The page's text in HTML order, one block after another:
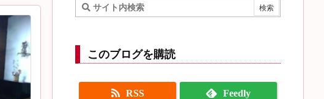
このブログを購読
RSS Feedly